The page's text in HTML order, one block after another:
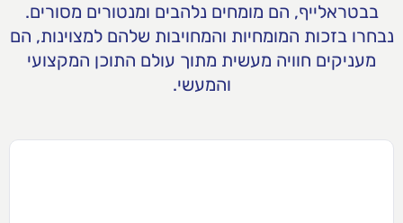
בבטראלייף, הם מומחים נלהבים ומנטורים מסורים.
נבחרו בזכות המומחיות והמחויבות שלהם למצוינות, הם
מעניקים חוויה מעשית מתוך עולם התוכן המקצועי
והמעשי.